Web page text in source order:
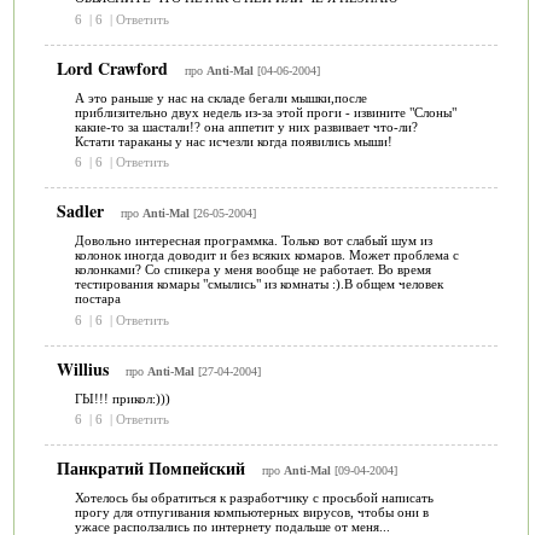
6
| 6 | Ответить
Lord Crawford про Anti-Mal [04-06-2004]
А это раньше у нас на складе бегали мышки,после
приблизительно двух недель из-за этой проги - извините "Слоны"
какие-то за шастали!? она аппетит у них развивает что-ли?
Кстати тараканы у нас исчезли когда появились мыши!
6
| 6 | Ответить
Sadler про Anti-Mal [26-05-2004]
Довольно интересная программка. Только вот слабый шум из
колонок иногда доводит и без всяких комаров. Может проблема с
колонками? Со спикера у меня вообще не работает. Во время
тестирования комары "смылись" из комнаты :).В общем человек
постара
6
| 6 | Ответить
Willius про Anti-Mal [27-04-2004]
ГЫ!!! прикол:)))
6
| 6 | Ответить
Панкратий Помпейский про Anti-Mal [09-04-2004]
Хотелось бы обратиться к разработчику с просьбой написать
прогу для отпугивания компьютерных вирусов, чтобы они в
ужасе расползались по интернету подальше от меня...